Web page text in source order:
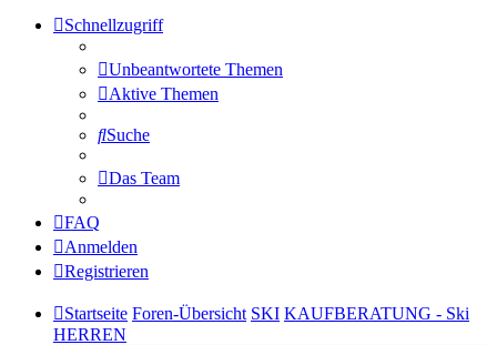
Schnellzugriff
Unbeantwortete Themen
Aktive Themen
Suche
Das Team
FAQ
Anmelden
Registrieren
Startseite Foren-Übersicht SKI KAUFBERATUNG - Ski
HERREN